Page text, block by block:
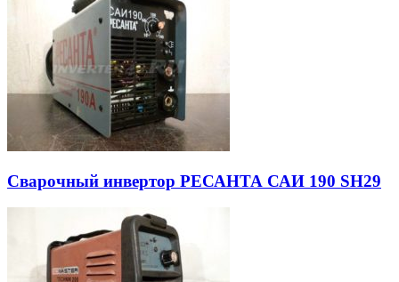
Сварочный инвертор РЕСАНТА САИ 190 SH29